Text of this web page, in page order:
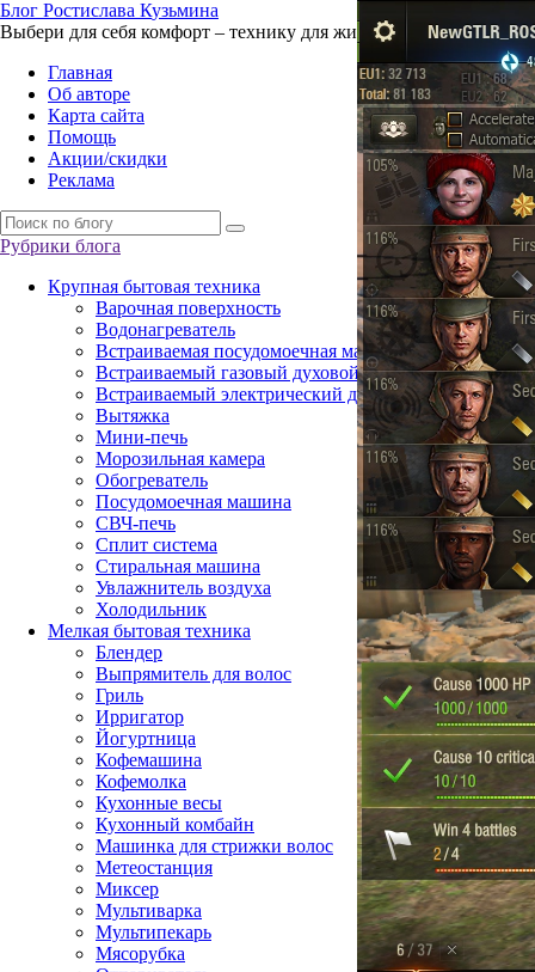
Блог Ростислава Кузьмина
Выбери для себя комфорт – технику для жизни
Главная
Об авторе
Карта сайта
Помощь
Акции/скидки
Реклама
Рубрики блога
Крупная бытовая техника
Варочная поверхность
Водонагреватель
Встраиваемая посудомоечная машина
Встраиваемый газовый духовой шкаф
Встраиваемый электрический духовой шкаф
Вытяжка
Мини-печь
Морозильная камера
Обогреватель
Посудомоечная машина
СВЧ-печь
Сплит система
Стиральная машина
Увлажнитель воздуха
Холодильник
Мелкая бытовая техника
Блендер
Выпрямитель для волос
Гриль
Ирригатор
Йогуртница
Кофемашина
Кофемолка
Кухонные весы
Кухонный комбайн
Машинка для стрижки волос
Метеостанция
Миксер
Мультиварка
Мультипекарь
Мясорубка